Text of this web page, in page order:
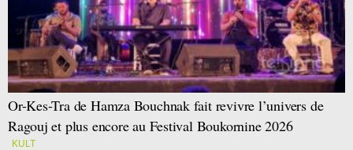
Or-Kes-Tra de Hamza Bouchnak fait revivre l’univers de
Ragouj et plus encore au Festival Boukornine 2026
KULT